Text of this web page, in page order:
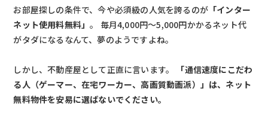
お部屋探しの条件で、今や必須級の人気を誇るのが 「インター
ネット使用料無料」。 毎月4,000円〜5,000円かかるネット代
がタダになるなんて、夢のようですよね。
しかし、不動産屋として正直に言います。
「通信速度にこだわ
る人（ゲーマー、在宅ワーカー、高画質動画派）」は、ネット
無料物件を安易に選ばないでください。